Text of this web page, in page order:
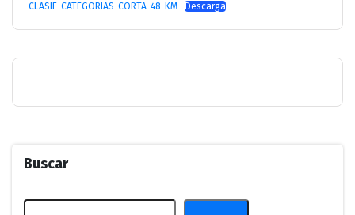
CLASIF-CATEGORIAS-CORTA-48-KM
Descarga
Buscar